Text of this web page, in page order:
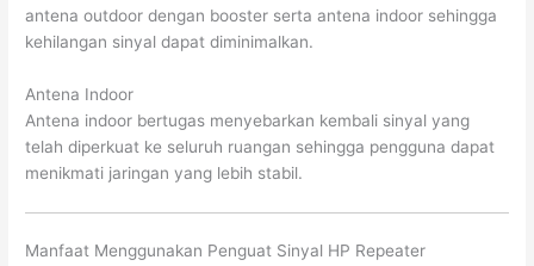
antena outdoor dengan booster serta antena indoor sehingga
kehilangan sinyal dapat diminimalkan.
Antena Indoor
Antena indoor bertugas menyebarkan kembali sinyal yang
telah diperkuat ke seluruh ruangan sehingga pengguna dapat
menikmati jaringan yang lebih stabil.
Manfaat Menggunakan Penguat Sinyal HP Repeater